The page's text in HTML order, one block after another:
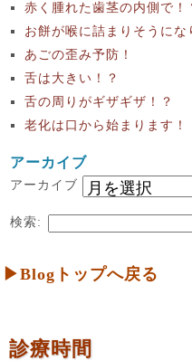
赤く腫れた歯茎の内側で！
お餅が喉に詰まりそうにな
あごの歪み予防！
舌は大きい！？
舌の周りがギザギザ！？
老化は口から始まります！
アーカイブ
アーカイブ
検索:
▶Blogトップへ戻る
診療時間